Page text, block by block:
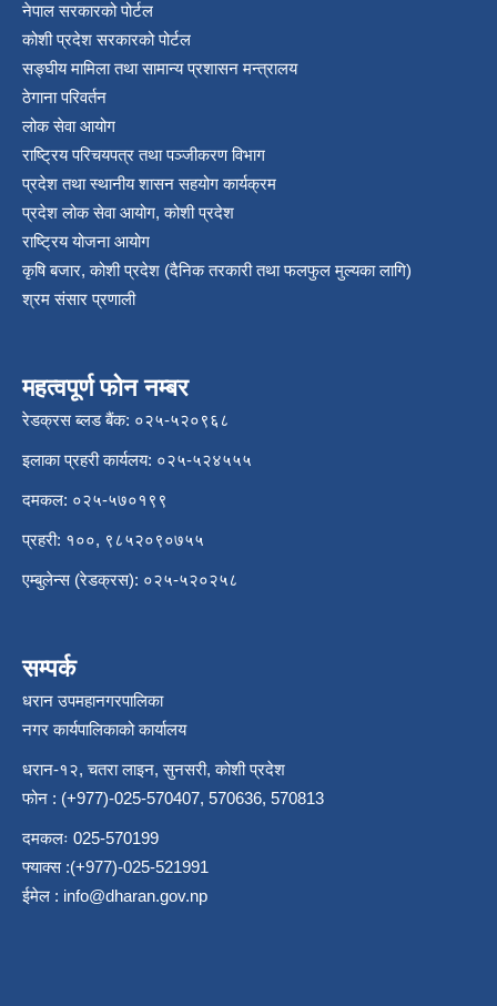
नेपाल सरकारको पोर्टल
कोशी प्रदेश सरकारको पोर्टल
सङ्‍घीय मामिला तथा सामान्य प्रशासन मन्त्रालय
ठेगाना परिवर्तन
लोक सेवा आयोग
राष्ट्रिय परिचयपत्र तथा पञ्‍जीकरण विभाग
प्रदेश तथा स्थानीय शासन सहयोग कार्यक्रम
प्रदेश लोक सेवा आयोग, कोशी प्रदेश
राष्ट्रिय योजना आयोग
कृषि बजार, कोशी प्रदेश (दैनिक तरकारी तथा फलफुल मुल्यका लागि)
श्रम संसार प्रणाली
महत्वपूर्ण फोन नम्बर
रेडक्रस ब्लड बैंक: ०२५-५२०९६८
इलाका प्रहरी कार्यलय: ०२५-५२४५५५
दमकल: ०२५-५७०१९९
प्रहरी: १००, ९८५२०९०७५५
एम्बुलेन्स (रेडक्रस): ०२५-५२०२५८
सम्पर्क
धरान उपमहानगरपालिका
नगर कार्यपालिकाको कार्यालय
धरान-१२, चतरा लाइन, सुनसरी, कोशी प्रदेश
फोन : (+977)-025-570407, 570636, 570813
दमकलः 025-570199
फ्याक्स :(+977)-025-521991
ईमेल : info@dharan.gov.np